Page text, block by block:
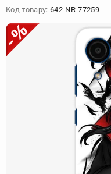
Код товару: 642-NR-77259